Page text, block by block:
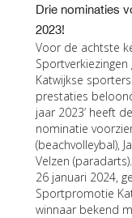
Drie nominaties
2023!
Voor de achtste
Katwijkse
prestaties
jaar 2023’ heeft
nominatie
(beachvolleybal),
Velzen
26 januari 2024,
Sportpromotie
winnaar bekend